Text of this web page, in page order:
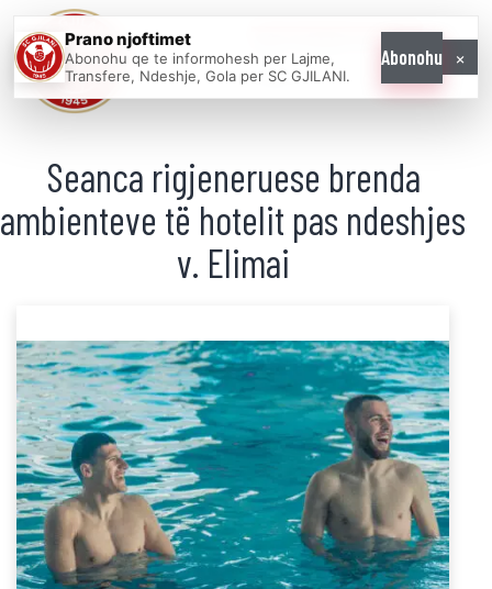
ONE
Seanca rigjeneruese brenda
ambienteve të hotelit pas ndeshjes
v. Elimai
Prano njoftimet
Abonohu qe te informohesh per Lajme,
Transfere, Ndeshje, Gola per SC GJILANI.
Abonohu ×